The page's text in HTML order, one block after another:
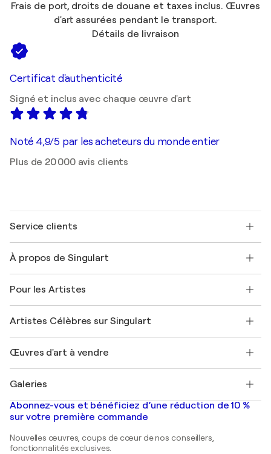
Frais de port, droits de douane et taxes inclus. Œuvres
d'art assurées pendant le transport.
Détails de livraison
Certificat d'authenticité
Signé et inclus avec chaque œuvre d'art
Noté 4,9/5 par les acheteurs du monde entier
Plus de 20 000 avis clients
Service clients
Expédition
Offrir une carte cadeau
Rejoignez notre programme commercial
Mon compte
+33 1 76 44 06 42
À propos de Singulart
FAQ
Magazine Singulart
Emplois
Découvrez une sélection d'art original
Pour les Artistes
Se connecter en tant qu'Artiste
Artistes Célèbres sur Singulart
Marc Chagall
Banksy
Mr. Brainwash
Shepard Fairey
Œuvres d'art à vendre
Tableaux abstraits à vendre
Peintures de paysage
Estampes
Peintures acryliques
Galeries
Galeries d'art en France
Galeries d'art en Belgique
Abonnez-vous et bénéficiez d’une réduction de 10 %
sur votre première commande
Nouvelles œuvres, coups de cœur de nos conseillers,
fonctionnalités exclusives.